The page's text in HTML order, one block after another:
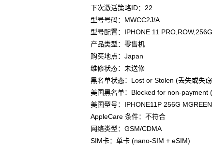
下次激活策略ID：22
型号号码：MWCC2J/A
型号配置：IPHONE 11
产品类型：零售机
购买地点：Japan
维修状态：未送修
黑名单状态：Lost or Stolen (丢失或失
美国黑名单：Blocked for non-payment
美国型号：IPHONE11P 256G
AppleCare 条件：不符合
网络类型：GSM/CDMA
SIM卡：单卡 (nano‑SIM + eSIM)